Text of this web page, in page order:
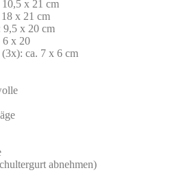
10,5 x 21 cm
x 21 cm
9,5 x 20 cm
6 x 20
ca. 7 x 6 cm
abnehmen)